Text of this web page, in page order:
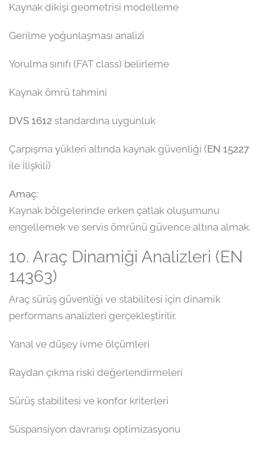
Kaynak dikişi geometrisi modelleme
Gerilme yoğunlaşması analizi
Yorulma sınıfı (FAT class) belirleme
Kaynak ömrü tahmini
DVS 1612 standardına uygunluk
Çarpışma yükleri altında kaynak güvenliği (EN 15227
ile ilişkili)
Amaç:
Kaynak bölgelerinde erken çatlak oluşumunu
engellemek ve servis ömrünü güvence altına almak.
10. Araç Dinamiği Analizleri (EN
14363)
Araç sürüş güvenliği ve stabilitesi için dinamik
performans analizleri gerçekleştirilir.
Yanal ve düşey ivme ölçümleri
Raydan çıkma riski değerlendirmeleri
Sürüş stabilitesi ve konfor kriterleri
Süspansiyon davranışı optimizasyonu